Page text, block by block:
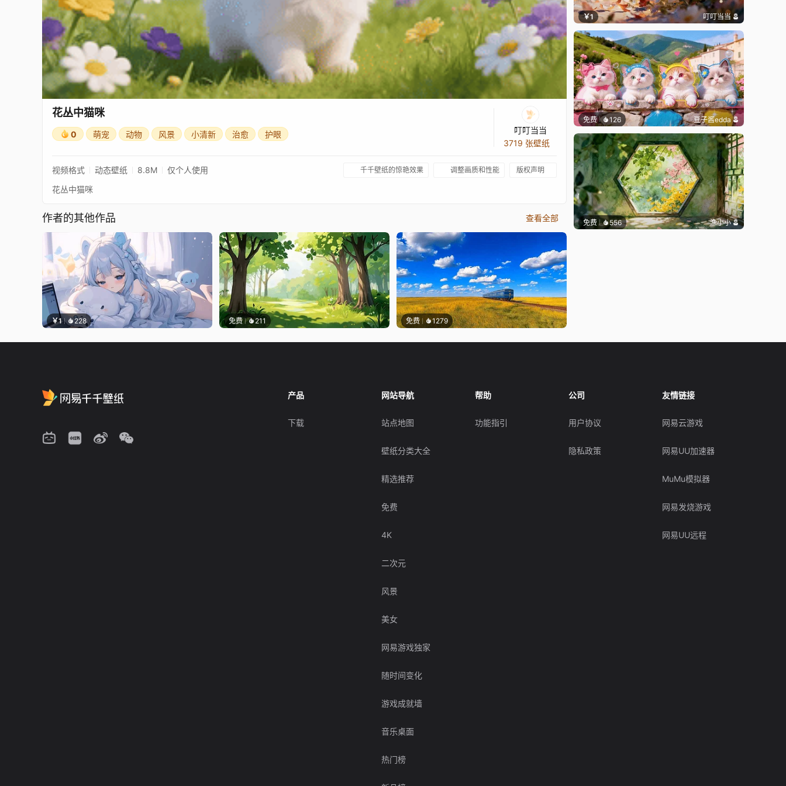
花丛中猫咪
0 萌宠 动物 风景 小清新 治愈 护眼
叮叮当当
3719 张壁纸
视频格式 动态壁纸 8.8M 仅个人使用 千千壁纸的惊艳效果 调整画质和性能 版权声明
花丛中猫咪
作者的其他作品 查看全部
￥1 228 免费 211 免费 1279
￥1 叮叮当当
免费 126 豆子酱edda
免费 556 渔小小
产品
下载
网站导航
站点地图
壁纸分类大全
精选推荐
免费
4K
二次元
风景
美女
网易游戏独家
随时间变化
游戏成就墙
音乐桌面
热门榜
帮助
功能指引
公司
用户协议
隐私政策
友情链接
网易云游戏
网易UU加速器
MuMu模拟器
网易发烧游戏
网易UU远程